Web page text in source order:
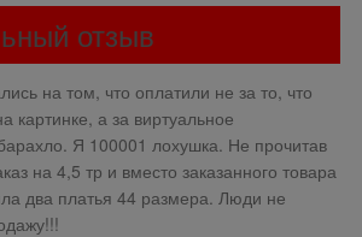
отзыв
на том, что оплатили не за то, что
картинке, а за виртуальное
Я 100001 лохушка. Не прочитав
на 4,5 тр и вместо заказанного товара
два платья 44 размера. Люди не